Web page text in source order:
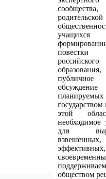
сообщества,
родительской
российского
образования,
публичное
обсуждение
планируемых
этой
необходимое
для
взвешенных,
эффективных,
обществом